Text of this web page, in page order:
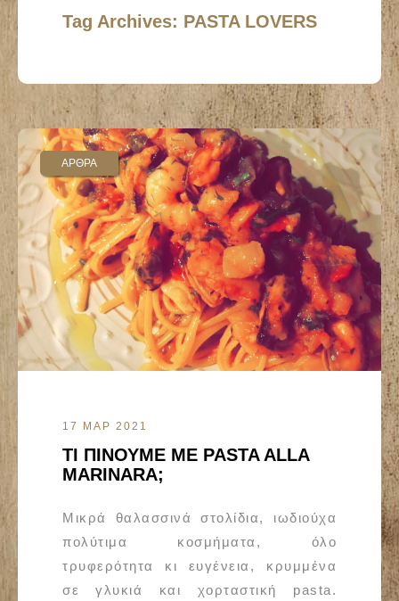
Tag Archives: PASTA LOVERS
ΑΡΘΡΑ
17 ΜΑΡ 2021
ΤΙ ΠΙΝΟΥΜΕ ΜΕ PASTA ALLA
MARINARA;
Μικρά θαλασσινά στολίδια, ιωδιούχα
πολύτιμα κοσμήματα, όλο
τρυφερότητα κι ευγένεια, κρυμμένα
σε γλυκιά και χορταστική pasta.